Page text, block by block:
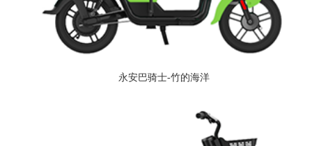
永安巴骑士-竹的海洋